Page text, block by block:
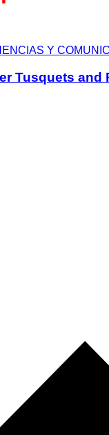
Y
Tusquets and